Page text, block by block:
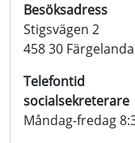
Besöksadress
Stigsvägen 2
458 30 Färgelanda
Telefontid
socialsekreterare
Måndag-fredag